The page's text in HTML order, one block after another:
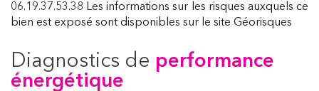
06.19.37.53.38 Les informations sur les risques auxquels ce
bien est exposé sont disponibles sur le site Géorisques
diagnostics de performance
énergétique